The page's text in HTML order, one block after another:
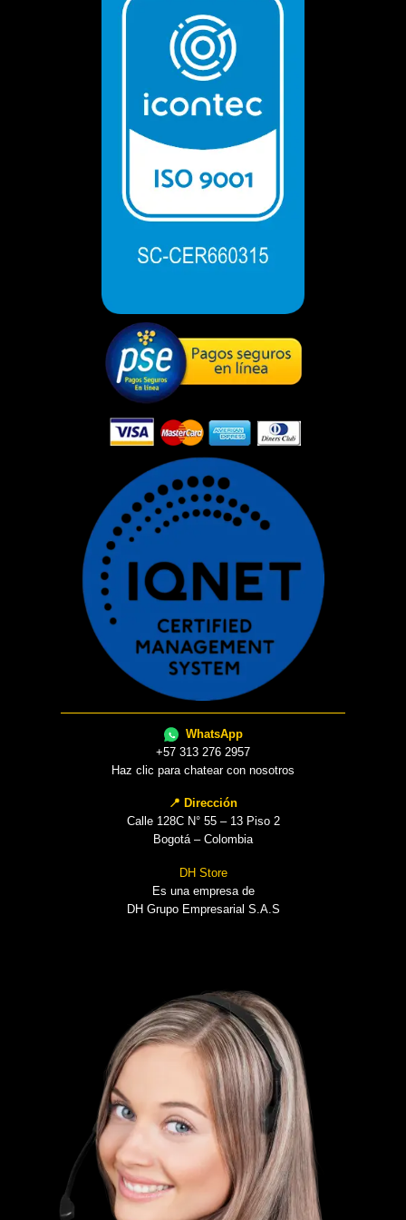
WhatsApp
+57 313 276 2957
Haz clic para chatear con nosotros
📍 Dirección
Calle 128C N° 55 – 13 Piso 2
Bogotá – Colombia
DH Store
Es una empresa de
DH Grupo Empresarial S.A.S